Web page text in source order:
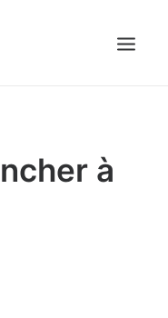
à